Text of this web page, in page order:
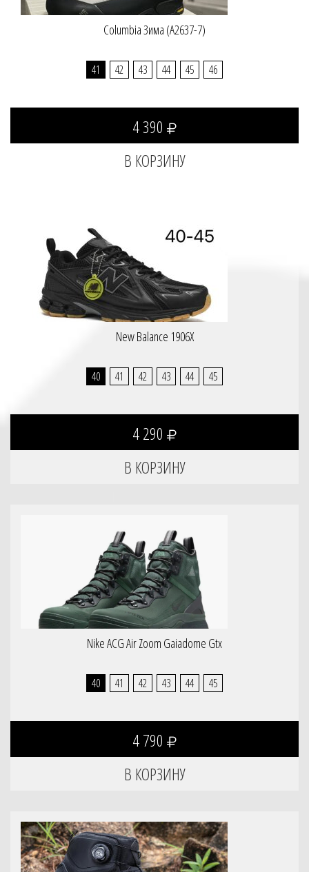
Columbia Зима (A2637-7)
41 42 43 44 45 46
4 390
New Balance 1906X
40 41 42 43 44 45
4 290
Nike ACG Air Zoom Gaiadome Gtx
40 41 42 43 44 45
4 790